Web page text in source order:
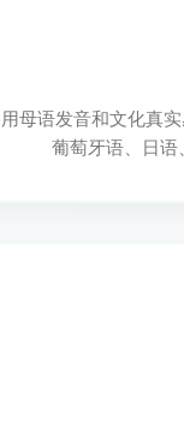
用母语发音和文化真
葡萄牙语、日语